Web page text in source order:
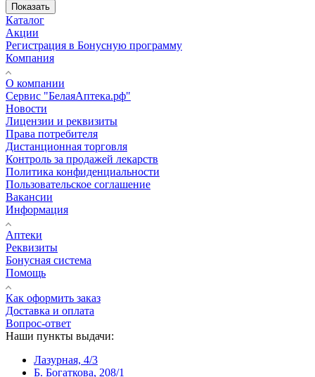
Показать
Каталог
Акции
Регистрация в Бонусную программу
Компания
О компании
Сервис "БелаяАптека.рф"
Новости
Лицензии и реквизиты
Права потребителя
Дистанционная торговля
Контроль за продажей лекарств
Политика конфиденциальности
Пользовательское соглашение
Вакансии
Информация
Аптеки
Реквизиты
Бонусная система
Помощь
Как оформить заказ
Доставка и оплата
Вопрос-ответ
Наши пункты выдачи:
Лазурная, 4/3
Б. Богаткова, 208/1